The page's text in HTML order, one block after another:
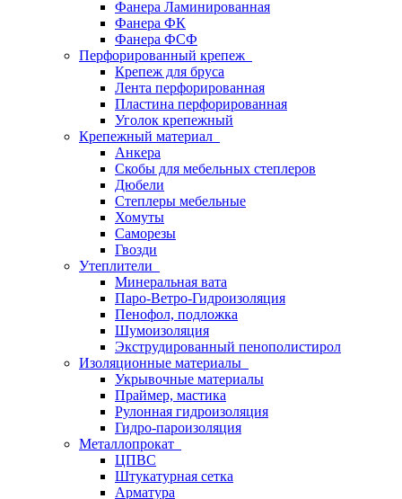
Фанера Ламинированная
Фанера ФК
Фанера ФСФ
Перфорированный крепеж
Крепеж для бруса
Лента перфорированная
Пластина перфорированная
Уголок крепежный
Крепежный материал
Анкера
Скобы для мебельных степлеров
Дюбели
Степлеры мебельные
Хомуты
Саморезы
Гвозди
Утеплители
Минеральная вата
Паро-Ветро-Гидроизоляция
Пенофол, подложка
Шумоизоляция
Экструдированный пенополистирол
Изоляционные материалы
Укрывочные материалы
Праймер, мастика
Рулонная гидроизоляция
Гидро-пароизоляция
Металлопрокат
ЦПВС
Штукатурная сетка
Арматура